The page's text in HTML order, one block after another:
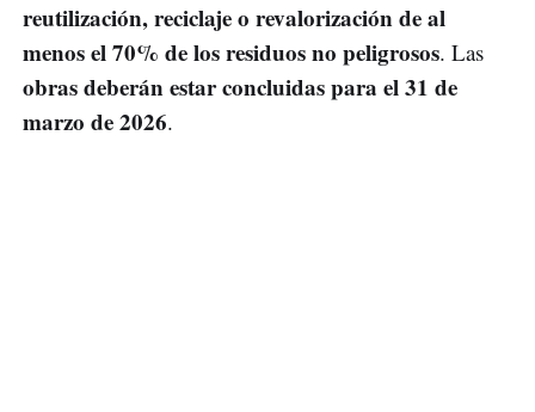
reutilización, reciclaje o revalorización de al
menos el 70% de los residuos no peligrosos. Las
obras deberán estar concluidas para el 31 de
marzo de 2026.